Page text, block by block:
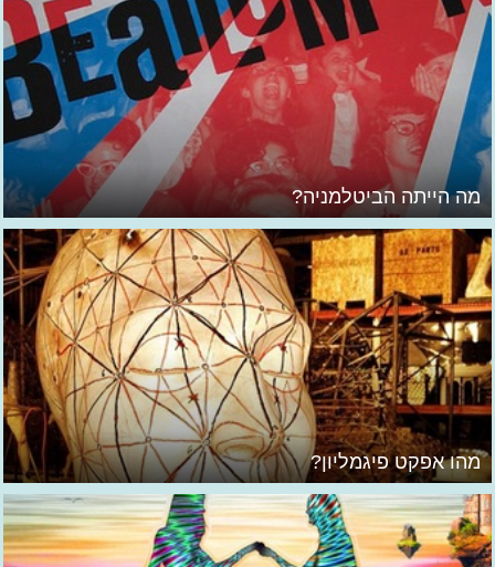
מה הייתה הביטלמניה?
מהו אפקט פיגמליון?